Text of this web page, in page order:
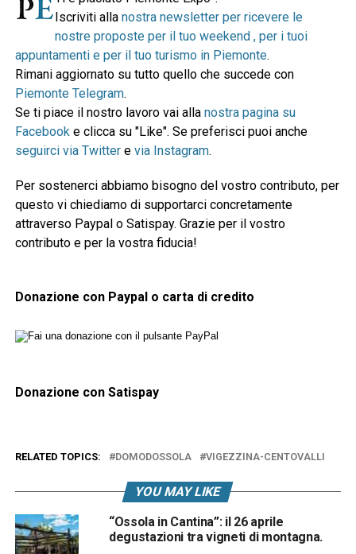
Iscriviti alla nostra newsletter per ricevere le
nostre proposte per il tuo weekend , per i tuoi
appuntamenti e per il tuo turismo in Piemonte.
Rimani aggiornato su tutto quello che succede con
Piemonte Telegram.
Se ti piace il nostro lavoro vai alla nostra pagina su
Facebooke clicca su "Like". Se preferisci puoi anche
seguirci via Twittere via Instagram.
Per sostenerci abbiamo bisogno del vostro contributo, per
questo vi chiediamo di supportarci concretamente
attraverso Paypal o Satispay. Grazie per il vostro
contributo e per la vostra fiducia!
Donazione con Paypal o carta di credito
Donazione con Satispay
RELATED TOPICS: DOMODOSSOLA VIGEZZINA-CENTOVALLI
YOU MAY LIKE
“Ossola in Cantina”: il 26 aprile
degustazioni tra vigneti di montagna.